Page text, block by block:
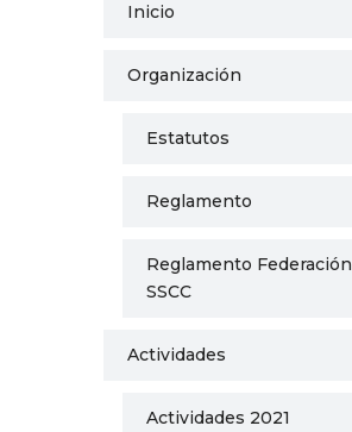
Inicio
Organización
Estatutos
Reglamento
Reglamento Federación
SSCC
Actividades
Actividades 2021